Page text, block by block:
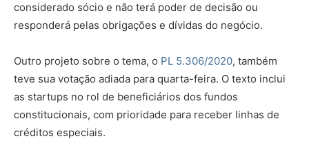
considerado sócio e não terá poder de decisão ou
responderá pelas obrigações e dívidas do negócio.
Outro projeto sobre o tema, o PL 5.306/2020, também
teve sua votação adiada para quarta-feira. O texto inclui
as startups no rol de beneficiários dos fundos
constitucionais, com prioridade para receber linhas de
créditos especiais.